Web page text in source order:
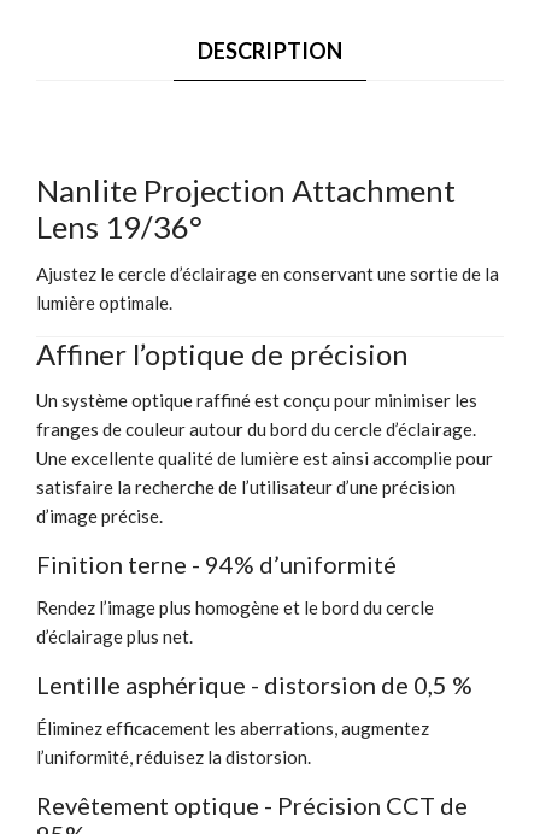
DESCRIPTION
Nanlite Projection Attachment
Lens 19/36°
Ajustez le cercle d’éclairage en conservant une sortie de la
lumière optimale.
Affiner l’optique de précision
Un système optique raffiné est conçu pour minimiser les
franges de couleur autour du bord du cercle d’éclairage.
Une excellente qualité de lumière est ainsi accomplie pour
satisfaire la recherche de l’utilisateur d’une précision
d’image précise.
Finition terne - 94% d’uniformité
Rendez l’image plus homogène et le bord du cercle
d’éclairage plus net.
Lentille asphérique - distorsion de 0,5 %
Éliminez efficacement les aberrations, augmentez
l’uniformité, réduisez la distorsion.
Revêtement optique - Précision CCT de